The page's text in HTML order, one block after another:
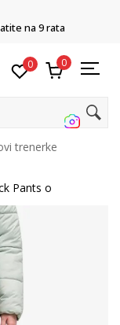
na 9 rata
0 0
trenerke
Pants o